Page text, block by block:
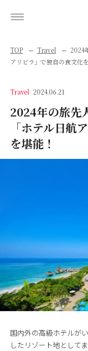
TOP Travel
2024
アリビラ」で独自の食文化を
Travel 2024.06.21
2024年の旅先
「ホテル日航
を堪能！
国内外の高級ホテルが
したリゾート地として